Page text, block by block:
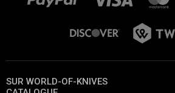
SUR WORLD-OF-KNIVES